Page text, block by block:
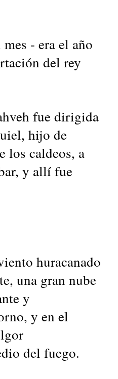
- era el año
del rey
fue dirigida
hijo de
los caldeos, a
y allí fue
huracanado
una gran nube
y
y en el
del fuego.